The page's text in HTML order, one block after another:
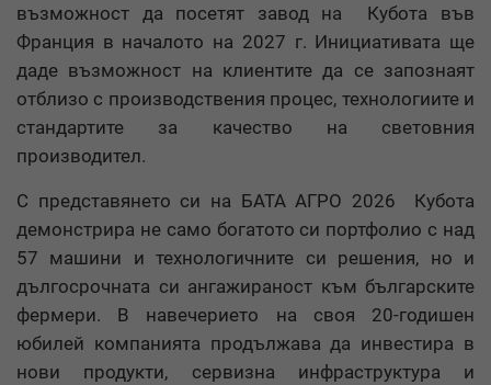
възможност да посетят завод на Кубота във
Франция в началото на 2027 г. Инициативата ще
даде възможност на клиентите да се запознаят
отблизо с производствения процес, технологиите и
стандартите за качество на световния
производител.
С представянето си на БАТА АГРО 2026 Кубота
демонстрира не само богатото си портфолио с над
57 машини и технологичните си решения, но и
дългосрочната си ангажираност към българските
фермери. В навечерието на своя 20-годишен
юбилей компанията продължава да инвестира в
нови продукти, сервизна инфраструктура и